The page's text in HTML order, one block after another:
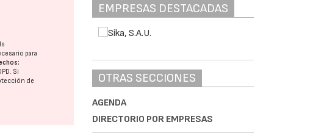
para
. Si
de
EMPRESAS DESTACADAS
OTRAS SECCIONES
AGENDA
DIRECTORIO POR EMPRESAS